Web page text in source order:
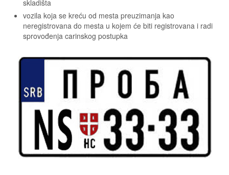
skladišta
vozila koja se kreću od mesta preuzimanja kao
neregistrovana do mesta u kojem će biti registrovana i radi
sprovođenja carinskog postupka